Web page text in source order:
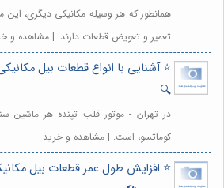
همانطور که هر وسیله مکانیکی دیگری، این
تعمیر و تعویض قطعات دارند. | مشاهده و
⭐️ آشنایی با انواع قطعات بیل
🔍
در تهران - موتور قلب تپنده هر ماشین
کوماتسو، است. | مشاهده و خرید
⭐️ افزایش طول عمر قطعات بیل